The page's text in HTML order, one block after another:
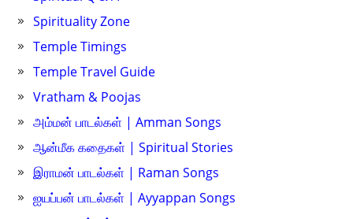
Spirituality Zone
Temple Timings
Temple Travel Guide
Vratham & Poojas
அம்மன் பாடல்கள் | Amman Songs
ஆன்மீக கதைகள் | Spiritual Stories
இராமன் பாடல்கள் | Raman Songs
ஐயப்பன் பாடல்கள் | Ayyappan Songs